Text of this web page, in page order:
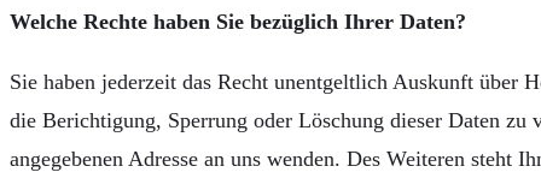
Welche Rechte haben Sie bezüglich Ihrer Daten?
Sie haben jederzeit das Recht unentgeltlich Auskunft über
die Berichtigung, Sperrung oder Löschung dieser Daten
angegebenen Adresse an uns wenden. Des Weiteren steht